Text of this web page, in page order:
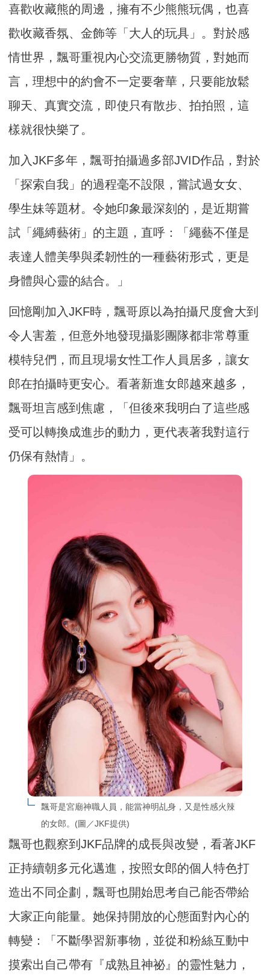
喜歡收藏熊的周邊，擁有不少熊熊玩偶，也喜
歡收藏香氛、金飾等「大人的玩具」。對於感
情世界，飄哥重視內心交流更勝物質，對她而
言，理想中的約會不一定要奢華，只要能放鬆
聊天、真實交流，即使只有散步、拍拍照，這
樣就很快樂了。
加入JKF多年，飄哥拍攝過多部JVID作品，對於
「探索自我」的過程毫不設限，嘗試過女女、
學生妹等題材。令她印象最深刻的，是近期嘗
試「繩縛藝術」的主題，直呼：「繩藝不僅是
表達人體美學與柔韌性的一種藝術形式，更是
身體與心靈的結合。」
回憶剛加入JKF時，飄哥原以為拍攝尺度會大到
令人害羞，但意外地發現攝影團隊都非常尊重
模特兒們，而且現場女性工作人員居多，讓女
郎在拍攝時更安心。看著新進女郎越來越多，
飄哥坦言感到焦慮，「但後來我明白了這些感
受可以轉換成進步的動力，更代表著我對這行
仍保有熱情」。
飄哥是宮廟神職人員，能當神明乩身，又是性感火辣
的女郎。(圖／JKF提供)
飄哥也觀察到JKF品牌的成長與改變，看著JKF
正持續朝多元化邁進，按照女郎的個人特色打
造出不同企劃，飄哥也開始思考自己能否帶給
大家正向能量。她保持開放的心態面對內心的
轉變：「不斷學習新事物，並從和粉絲互動中
摸索出自己帶有『成熟且神祕』的靈性魅力，